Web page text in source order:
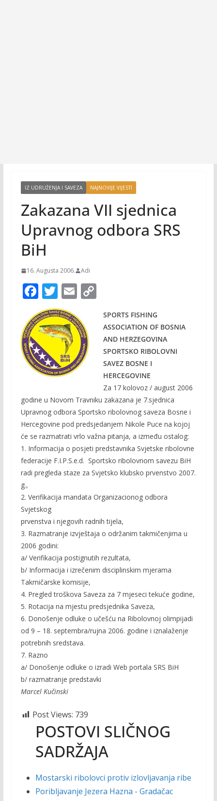
IZ UDRUŽENJA I SAVEZA NAJNOVIJE VIJESTI
Zakazana VII sjednica
Upravnog odbora SRS
BiH
16. Augusta 2006. Adi
F
ac
e
b
o
o
T
w
itt
er
E
ai
l
C
p
y
Li
n
k
SPORTS FISHING
ASSOCIATION OF BOSNIA
AND HERZEGOVINA
SPORTSKO RIBOLOVNI
SAVEZ BOSNE I
HERCEGOVINE
Za 17 kolovoz / august 2006
godine u Novom Travniku zakazana je 7.sjednica
Upravnog odbora Sportsko ribolovnog saveza Bosne i
Hercegovine pod predsjedanjem Nikole Puce na kojoj
će se razmatrati vrlo važna pitanja, a između ostalog:
1. Informacija o posjeti predstavnika Svjetske ribolovne
federacije F.I.P.S.e.d. Sportsko ribolovnom savezu BiH
radi pregleda staze za Svjetsko klubsko prvenstvo 2007.
g.,
2. Verifikacija mandata Organizacionog odbora
Svjetskog
prvenstva i njegovih radnih tijela,
3. Razmatranje izvještaja o održanim takmičenjima u
2006 godini:
a/ Verifikacija postignutih rezultata,
b/ Informacija i izrečenim disciplinskim mjerama
Takmičarske komisije,
4. Pregled troškova Saveza za 7 mjeseci tekuće godine,
5. Rotacija na mjestu predsjednika Saveza,
6. Donošenje odluke o učešću na Ribolovnoj olimpijadi
od 9 – 18. septembra/rujna 2006. godine i iznalaženje
potrebnih sredstava.
7. Razno
a/ Donošenje odluke o izradi Web portala SRS BiH
b/ razmatranje predstavki
Marcel Kučinski
Post Views: 739
POSTOVI SLIČNOG
SADRŽAJA
Mostarski ribolovci protiv izlovljavanja ribe
Poribljavanje Jezera Hazna - Gradačac